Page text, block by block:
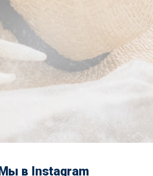
Мы в Instagram